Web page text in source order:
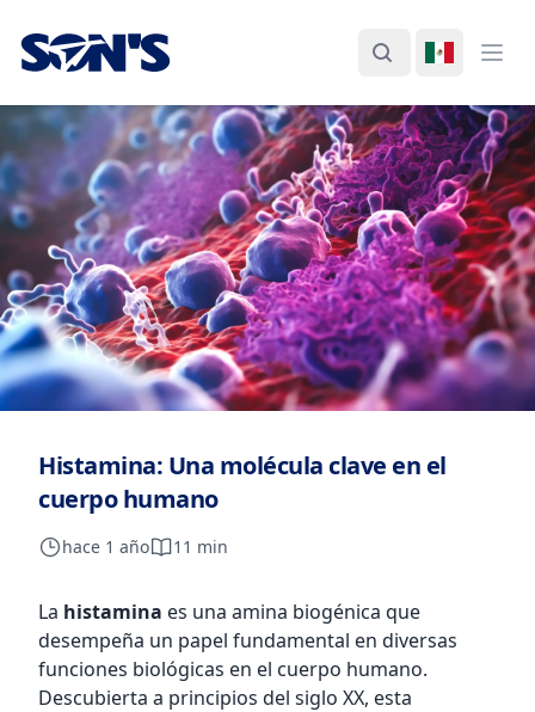
Laboratorios Química Son's
BuscarCambiar
Histamina: Una molécula clave en el
cuerpo humano
hace 1 año 11 min
La histamina es una amina biogénica que
desempeña un papel fundamental en diversas
funciones biológicas en el cuerpo humano.
Descubierta a principios del siglo XX, esta